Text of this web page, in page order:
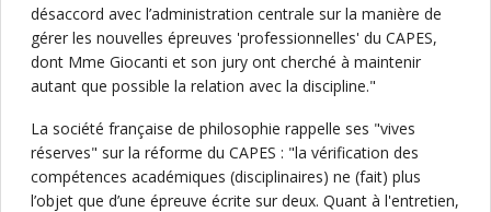
désaccord avec l’administration centrale sur la manière de
gérer les nouvelles épreuves 'professionnelles' du CAPES,
dont Mme Giocanti et son jury ont cherché à maintenir
autant que possible la relation avec la discipline."
La société française de philosophie rappelle ses "vives
réserves" sur la réforme du CAPES : "la vérification des
compétences académiques (disciplinaires) ne (fait) plus
l’objet que d’une épreuve écrite sur deux. Quant à l'entretien,